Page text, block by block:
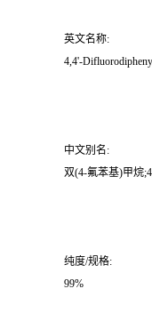
英文名称:
4,4'-
中文别名:
双(4-氟苯基)甲烷
纯度/规格:
99%